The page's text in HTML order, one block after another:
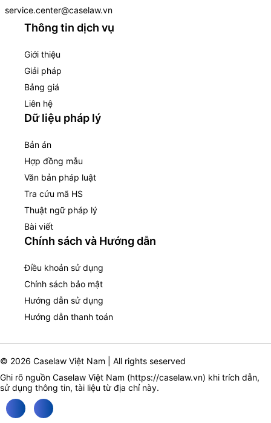
service.center@caselaw.vn
Thông tin dịch vụ
Giới thiệu
Giải pháp
Bảng giá
Liên hệ
Dữ liệu pháp lý
Bản án
Hợp đồng mẫu
Văn bản pháp luật
Tra cứu mã HS
Thuật ngữ pháp lý
Bài viết
Chính sách và Hướng dẫn
Điều khoản sử dụng
Chính sách bảo mật
Hướng dẫn sử dụng
Hướng dẫn thanh toán
© 2026 Caselaw Việt Nam | All rights seserved
Ghi rõ nguồn Caselaw Việt Nam (https://caselaw.vn) khi trích dẫn,
sử dụng thông tin, tài liệu từ địa chỉ này.